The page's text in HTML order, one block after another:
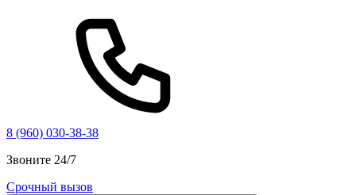
8 (960) 030-38-38
Звоните 24/7
Срочный вызов